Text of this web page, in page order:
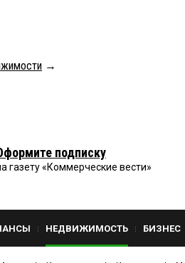
→
подписку
газету «Коммерческие вести»
НЕДВИЖИМОСТЬ БИЗНЕС